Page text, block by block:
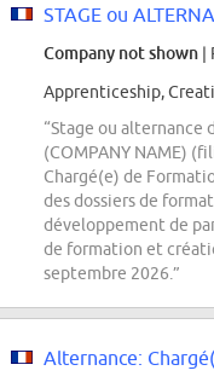
STAGE ou
Company not shown |
Apprenticeship,
“Stage ou alternance
(COMPANY NAME)
Chargé(e) de
des dossiers de
développement de
de formation et
septembre 2026.”
Alternance: